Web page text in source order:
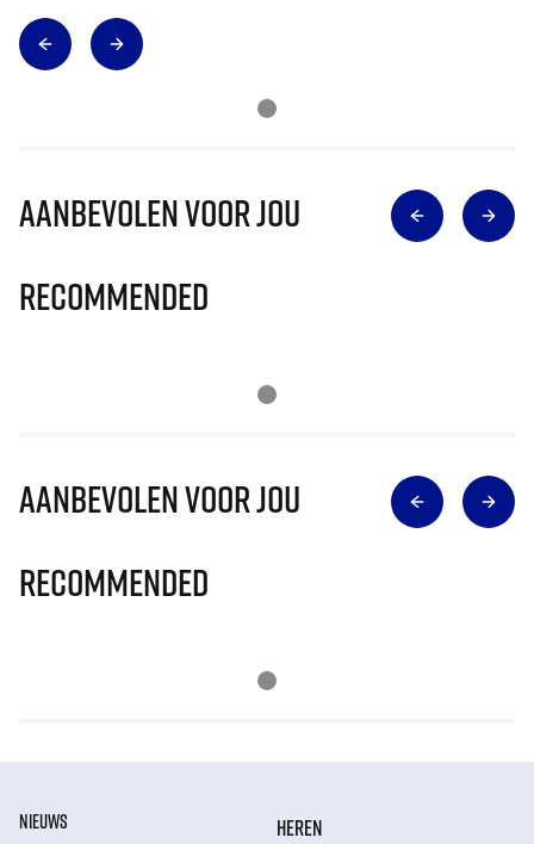
Aanbevolen voor jou
Recommended
Aanbevolen voor jou
Recommended
NIEUWS
HEREN